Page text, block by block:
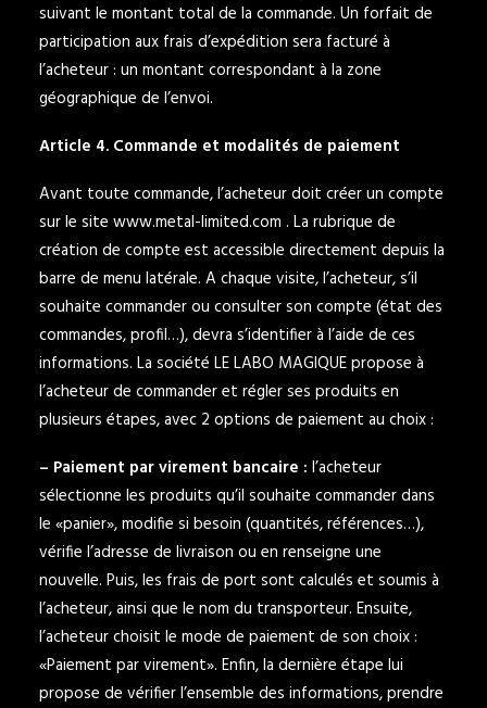
suivant le montant total de la commande. Un forfait de
participation aux frais d’expédition sera facturé à
l’acheteur : un montant correspondant à la zone
géographique de l’envoi.
Article 4. Commande et modalités de paiement
Avant toute commande, l’acheteur doit créer un compte
sur le site www.metal-limited.com . La rubrique de
création de compte est accessible directement depuis la
barre de menu latérale. A chaque visite, l’acheteur, s’il
souhaite commander ou consulter son compte (état des
commandes, profil…), devra s’identifier à l’aide de ces
informations. La société LE LABO MAGIQUE propose à
l’acheteur de commander et régler ses produits en
plusieurs étapes, avec 2 options de paiement au choix :
– Paiement par virement bancaire : l’acheteur
sélectionne les produits qu’il souhaite commander dans
le «panier», modifie si besoin (quantités, références…),
vérifie l’adresse de livraison ou en renseigne une
nouvelle. Puis, les frais de port sont calculés et soumis à
l’acheteur, ainsi que le nom du transporteur. Ensuite,
l’acheteur choisit le mode de paiement de son choix :
«Paiement par virement». Enfin, la dernière étape lui
propose de vérifier l’ensemble des informations, prendre